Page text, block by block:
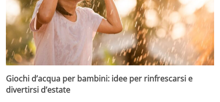
Giochi d’acqua per bambini: idee per rinfrescarsi e
divertirsi d’estate